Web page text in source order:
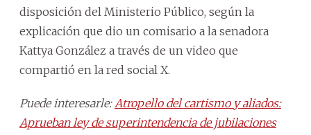
disposición del Ministerio Público, según la
explicación que dio un comisario a la senadora
Kattya González a través de un video que
compartió en la red social X.
Puede interesarle: Atropello del cartismo y aliados:
Aprueban ley de superintendencia de jubilaciones